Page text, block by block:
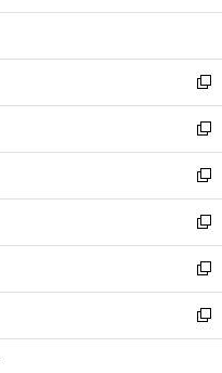
開
ウ
開
く
ン
ウ
で
開
く
ウ
ン
ド
ウ
で
開
く
新
し
い
ウ
ィ
ン
ド
ウ
で
開
く
新
し
い
ウ
ィ
ン
ド
ウ
で
開
新
し
い
ウ
ィ
ン
ド
ウ
新
し
い
ウ
ィ
ン
新
し
い
ウ
新
し